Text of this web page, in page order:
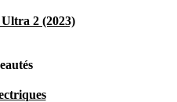
2 (2023)